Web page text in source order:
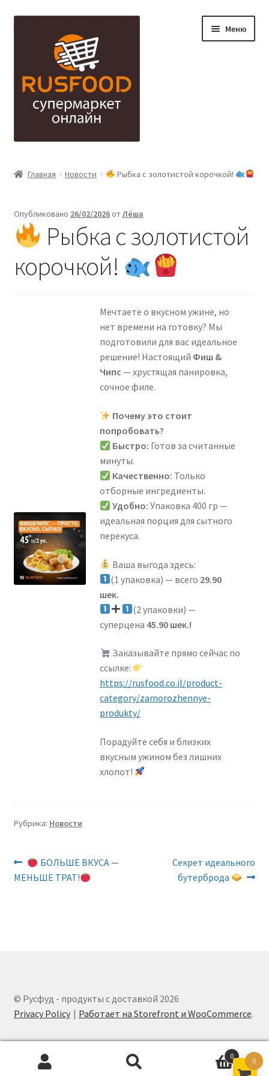
навигации
содержимому
Меню
Варенье/Компоты/Мед — ריבות/לפתנים/דבש
Деликатесы к пиву — מעדנים לבירה
Диетические продукты — מוצרי בריאות
Замороженные продукты — קפואים
Консервы и Соления — שימורים וחמוצים
Корма и товары для животных — מזון לבעלי חיים
Крупы / Мучные изделия / Каши — גריסים/דייסות/מוצרי
קמח
Мивцаим, Акции — מבצעים
Молочные продукты — מצרי חלב
Свежая рыба — דג טרי
Свежее мясо — בשר טרי
Овощи Фрукты — פרות וירקות
Растительные масла / майонез / приправы —
Главная Новости Рыбка с золотистой корочкой!
Опубликовано 26/02/2026отЛёша
Рыбка с золотистой
корочкой!
Мечтаете о вкусном ужине, но
нет времени на готовку? Мы
подготовили для вас идеальное
решение! Настоящий Фиш &
Чипс — хрустящая панировка,
сочное филе.
Почему это стоит
попробовать?
Быстро: Готов за считанные
минуты.
Качественно: Только
отборные ингредиенты.
Удобно: Упаковка 400 гр —
идеальная порция для сытного
перекуса.
Ваша выгода здесь:
(1 упаковка) — всего 29.90
шек.
(2 упаковки) —
суперцена 45.90 шек.!
Заказывайте прямо сейчас по
ссылке:
https://rusfood.co.il/product-
category/zamorozhennye-
produkty/
Порадуйте себя и близких
вкусным ужином без лишних
хлопот!
Рубрика: Новости
Навигация
по
Предыдущая
запись:
БОЛЬШЕ ВКУСА —
МЕНЬШЕ ТРАТ!
Следующая
запись:
Секрет идеального
бутерброда
© Русфуд - продукты с доставкой 2026
Privacy Policy
Работает на Storefront и WooCommerce.
0
0